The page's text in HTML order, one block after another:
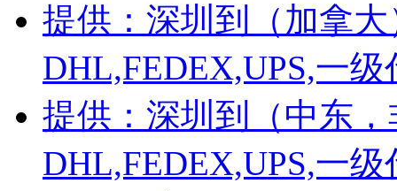
提供：深圳到（加拿
DHL,FEDEX,UPS,一
提供：深圳到（中东
DHL,FEDEX,UPS,一